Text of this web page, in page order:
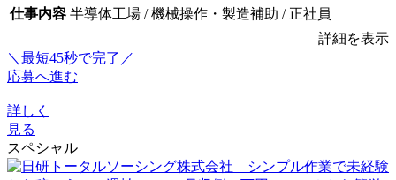
仕事内容 半導体工場 / 機械操作・製造補助 / 正社員
詳細を表示
＼最短45秒で完了／
応募へ進む
詳しく
見る
スペシャル